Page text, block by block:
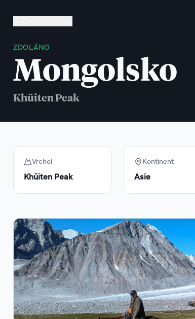
ZDOLÁNO
Mongolsko
Khüiten Peak
Vrchol
Khüiten Peak
Kontinent
Asie